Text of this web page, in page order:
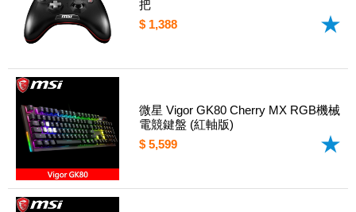
把
$ 1,388
微星 Vigor GK80 Cherry MX RGB機械
電競鍵盤 (紅軸版)
$ 5,599